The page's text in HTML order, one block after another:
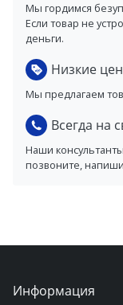
Мы гордимся
Если товар не
деньги.
Низкие
Мы предлагаем
Всегда на
Наши
позвоните,
Информация